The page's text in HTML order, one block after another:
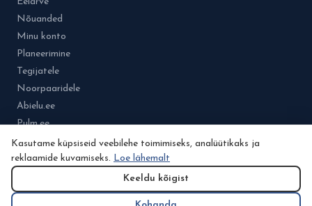
Nõuanded
Minu konto
Planeerimine
Tegijatele
Noorpaaridele
Abielu.ee
Pulm.ee
© 2026 Osa Pulmad.ee.grupist. Kõik õigused kaitstud.
Kasutustingimused
Kasutame küpsiseid veebilehe toimimiseks, analüütikaks ja
reklaamide kuvamiseks. Loe lähemalt
Keeldu kõigist